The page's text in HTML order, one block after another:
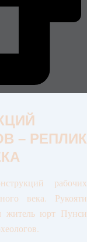
– РЕПЛИК
рабочих
века. Рукояти
житель юрт Пунси